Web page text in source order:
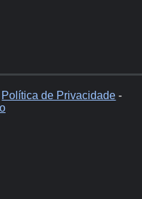
Política de Privacidade -